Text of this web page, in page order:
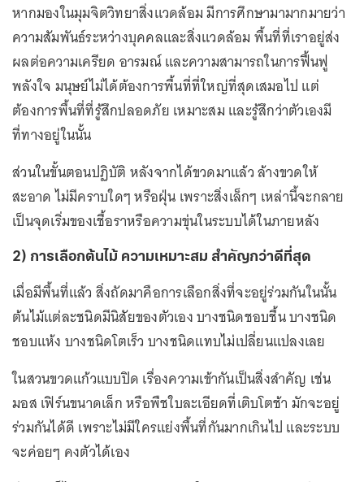
หากมองในมุมจิตวิทยาสิ่งแวดล้อม มีการศึกษามามากมายว่า
ความสัมพันธ์ระหว่างบุคคลและสิ่งแวดล้อม พื้นที่ที่เราอยู่ส่ง
ผลต่อความเครียด อารมณ์ และความสามารถในการฟื้นฟู
พลังใจ มนุษย์ไม่ได้ต้องการพื้นที่ที่ใหญ่ที่สุดเสมอไป แต่
ต้องการพื้นที่ที่รู้สึกปลอดภัย เหมาะสม และรู้สึกว่าตัวเองมี
ที่ทางอยู่ในนั้น
ส่วนในขั้นตอนปฏิบัติ หลังจากได้ขวดมาแล้ว ล้างขวดให้
สะอาด ไม่มีคราบใดๆ หรือฝุ่น เพราะสิ่งเล็กๆ เหล่านี้จะกลาย
เป็นจุดเริ่มของเชื้อราหรือความขุ่นในระบบได้ในภายหลัง
2) การเลือกต้นไม้ ความเหมาะสม สำคัญกว่าดีที่สุด
เมื่อมีพื้นที่แล้ว สิ่งถัดมาคือการเลือกสิ่งที่จะอยู่ร่วมกันในนั้น
ต้นไม้แต่ละชนิดมีนิสัยของตัวเอง บางชนิดชอบชื้น บางชนิด
ชอบแห้ง บางชนิดโตเร็ว บางชนิดแทบไม่เปลี่ยนแปลงเลย
ในสวนขวดแก้วแบบปิด เรื่องความเข้ากันเป็นสิ่งสำคัญ เช่น
มอส เฟิร์นขนาดเล็ก หรือพืชใบละเอียดที่เติบโตช้า มักจะอยู่
ร่วมกันได้ดี เพราะไม่มีใครแย่งพื้นที่กันมากเกินไป และระบบ
จะค่อยๆ คงตัวได้เอง